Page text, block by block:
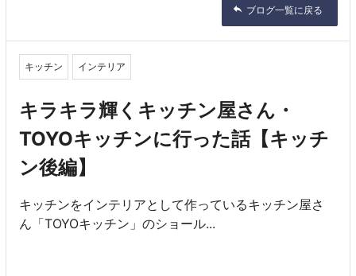
ブログ一覧に戻る
キッチン インテリア
キラキラ輝くキッチン屋さん・
TOYOキッチンに行った話【キッチ
ン後編】
キッチンをインテリアとして作っているキッチン屋さ
ん「TOYOキッチン」のショール...